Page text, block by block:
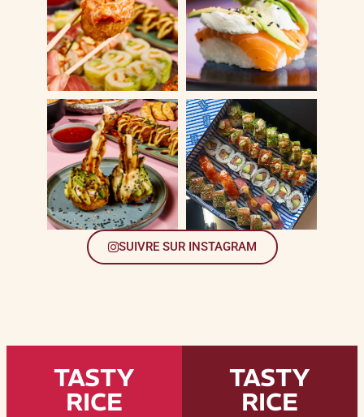
SUIVRE SUR INSTAGRAM
TASTY
RICE
TASTY
RICE